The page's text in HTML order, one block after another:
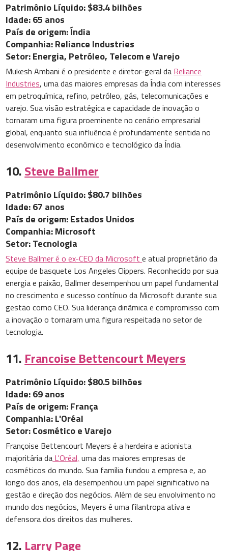
Patrimônio Líquido: $83.4 bilhões
Idade: 65 anos
País de origem: Índia
Companhia: Reliance Industries
Setor: Energia, Petróleo, Telecom e Varejo
Mukesh Ambani é o presidente e diretor-geral da Reliance
Industries, uma das maiores empresas da Índia com interesses
em petroquímica, refino, petróleo, gás, telecomunicações e
varejo. Sua visão estratégica e capacidade de inovação o
tornaram uma figura proeminente no cenário empresarial
global, enquanto sua influência é profundamente sentida no
desenvolvimento econômico e tecnológico da Índia.
10.Steve Ballmer
Patrimônio Líquido: $80.7 bilhões
Idade: 67 anos
País de origem: Estados Unidos
Companhia: Microsoft
Setor: Tecnologia
Steve Ballmer é o ex-CEO da Microsofte atual proprietário da
equipe de basquete Los Angeles Clippers. Reconhecido por sua
energia e paixão, Ballmer desempenhou um papel fundamental
no crescimento e sucesso contínuo da Microsoft durante sua
gestão como CEO. Sua liderança dinâmica e compromisso com
a inovação o tornaram uma figura respeitada no setor de
tecnologia.
11. Francoise Bettencourt Meyers
Patrimônio Líquido: $80.5 bilhões
Idade: 69 anos
País de origem: França
Companhia: L'Oréal
Setor: Cosmético e Varejo
Françoise Bettencourt Meyers é a herdeira e acionista
majoritária da L'Oréal, uma das maiores empresas de
cosméticos do mundo. Sua família fundou a empresa e, ao
longo dos anos, ela desempenhou um papel significativo na
gestão e direção dos negócios. Além de seu envolvimento no
mundo dos negócios, Meyers é uma filantropa ativa e
defensora dos direitos das mulheres.
12. Larry Page